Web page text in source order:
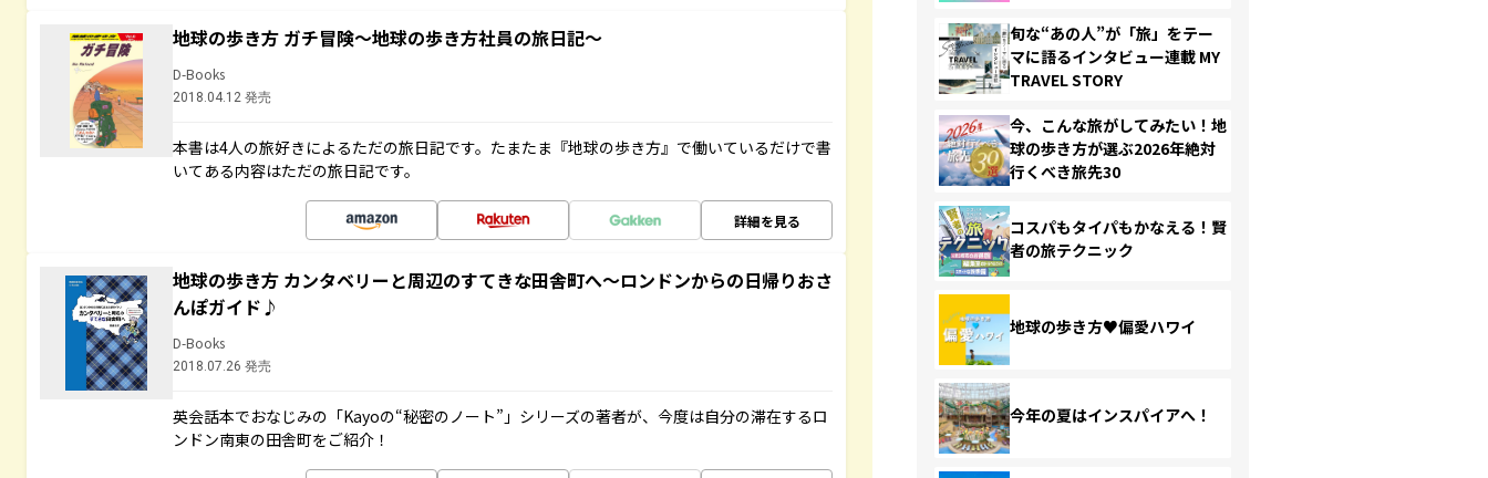
地球の歩き方 ガチ冒険～地球の歩き方社員の旅日記～
D-Books
2018.04.12 発売
本書は4人の旅好きによるただの旅日記です。たまたま『地球の歩き方』で働いているだけで書
いてある内容はただの旅日記です。
詳細を見る
地球の歩き方 カンタベリーと周辺のすてきな田舎町へ～ロンドンからの日帰りおさ
んぽガイド♪
D-Books
2018.07.26 発売
英会話本でおなじみの「Kayoの“秘密のノート”」シリーズの著者が、今度は自分の滞在するロ
ンドン南東の田舎町をご紹介！
旬な“あの人”が「旅」をテー
マに語るインタビュー連載 MY
TRAVEL STORY
今、こんな旅がしてみたい！地
球の歩き方が選ぶ2026年絶対
行くべき旅先30
コスパもタイパもかなえる！賢
者の旅テクニック
地球の歩き方♥偏愛ハワイ
今年の夏はインスパイアへ！